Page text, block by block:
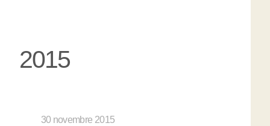
2015
30 novembre 2015